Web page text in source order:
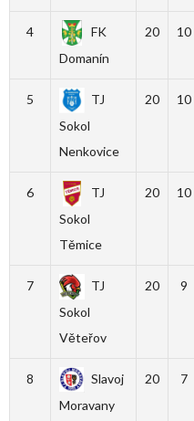
4
FK
Domanín
20 10
5
TJ
Sokol
Nenkovice
20 10
6
TJ
Sokol
Těmice
20 10
7
TJ
Sokol
Věteřov
20 9
8
Slavoj
Moravany
20 7